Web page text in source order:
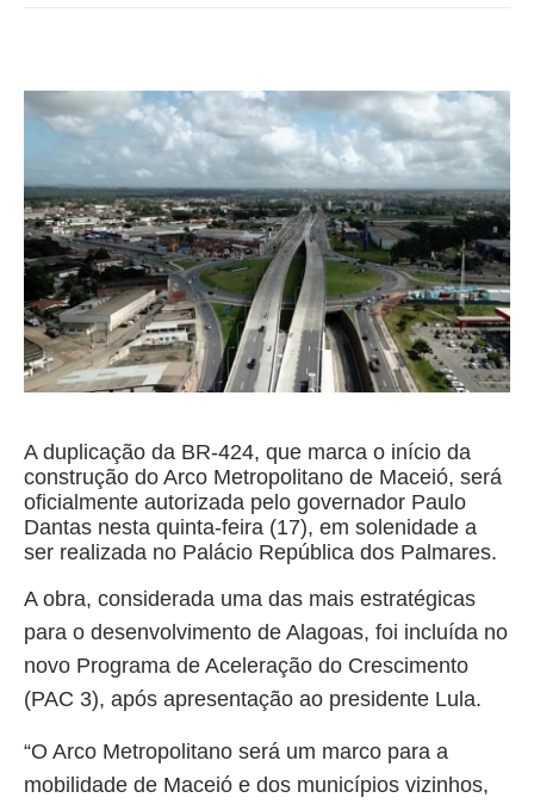
A duplicação da BR-424, que marca o início da
construção do Arco Metropolitano de Maceió, será
oficialmente autorizada pelo governador Paulo
Dantas nesta quinta-feira (17), em solenidade a
ser realizada no Palácio República dos Palmares.
A obra, considerada uma das mais estratégicas
para o desenvolvimento de Alagoas, foi incluída no
novo Programa de Aceleração do Crescimento
(PAC 3), após apresentação ao presidente Lula.
“O Arco Metropolitano será um marco para a
mobilidade de Maceió e dos municípios vizinhos,